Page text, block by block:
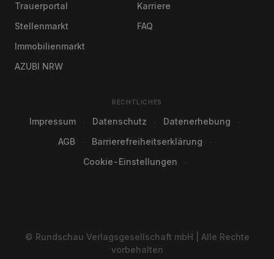
Trauerportal
Stellenmarkt
Immobilienmarkt
AZUBI NRW
Karriere
FAQ
RECHTLICHES
Impressum Datenschutz
Datenerhebung
AGB
Barrierefreiheitserklärung
Cookie-Einstellungen
© Rundschau Verlagsgesellschaft mbH | Alle Rechte
vorbehalten